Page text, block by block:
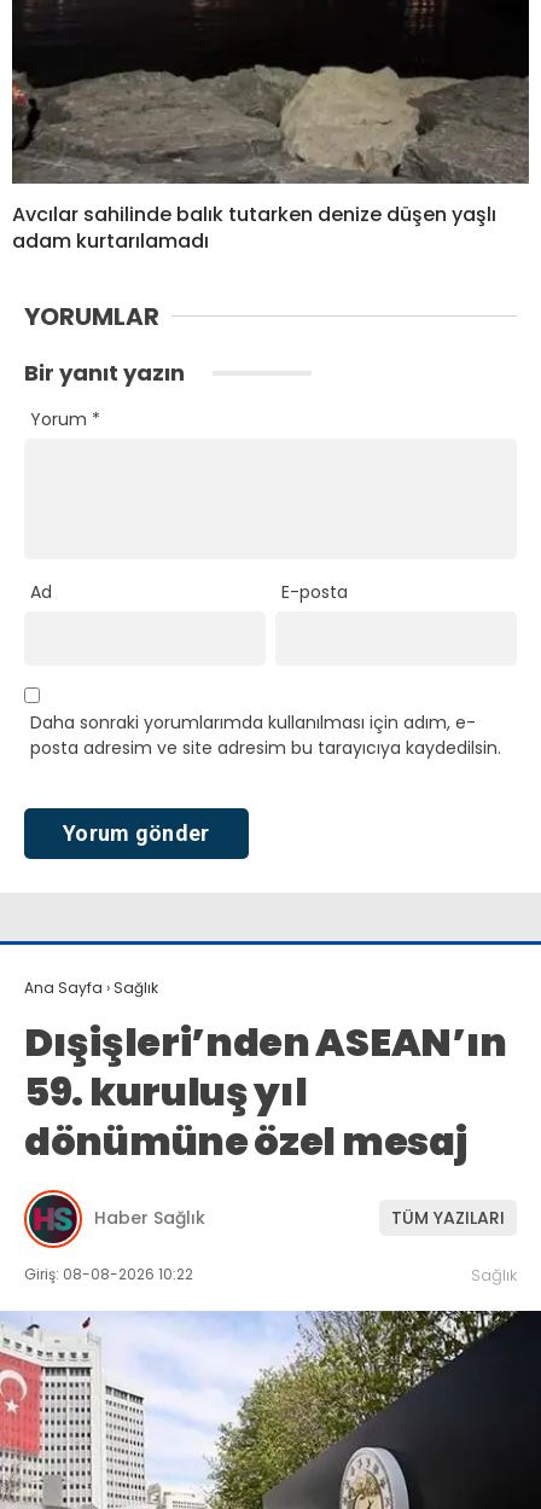
Avcılar sahilinde balık tutarken denize düşen yaşlı
adam kurtarılamadı
YORUMLAR
Bir yanıt yazın
Yorum *
Ad E-posta
Daha sonraki yorumlarımda kullanılması için adım, e-
posta adresim ve site adresim bu tarayıcıya kaydedilsin.
Ana Sayfa › Sağlık
Dışişleri’nden ASEAN’ın
59. kuruluş yıl
dönümüne özel mesaj
Haber Sağlık TÜM YAZILARI
Giriş: 08-08-2026 10:22 Sağlık